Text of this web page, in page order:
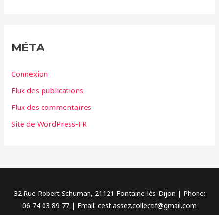
r
MÉTA
Connexion
Flux des publications
Flux des commentaires
Site de WordPress-FR
32 Rue Robert Schuman, 21121 Fontaine-lès-Dijon | Phone:
06 74 03 89 77 | Email: cest.assez.collectif@gmail.com